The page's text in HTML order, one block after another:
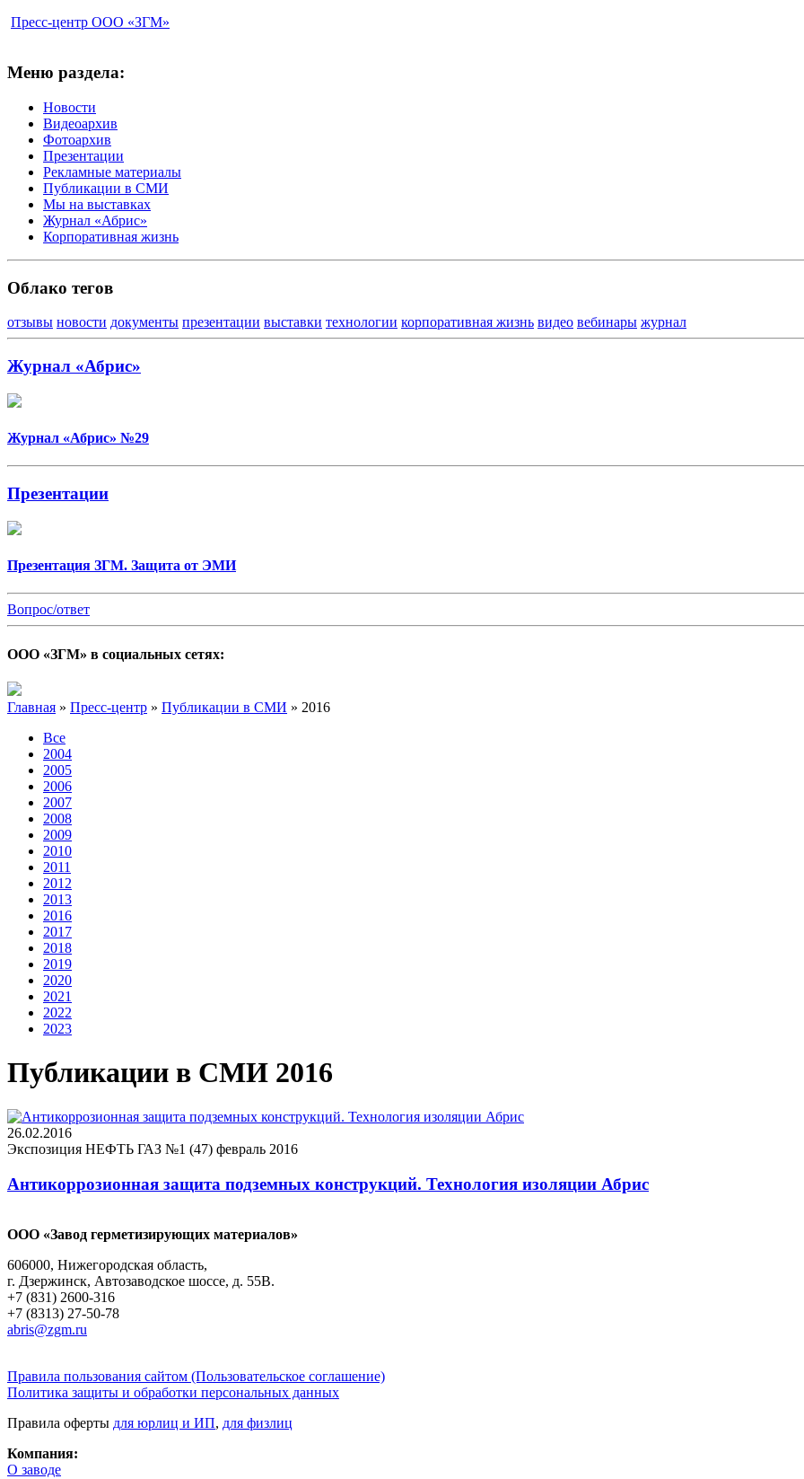
Пресс-центр ООО «ЗГМ»
Меню раздела:
Новости
Видеоархив
Фотоархив
Презентации
Рекламные материалы
Публикации в СМИ
Мы на выставках
Журнал «Абрис»
Корпоративная жизнь
Облако тегов
отзывы новости документы презентации выставки технологии корпоративная жизнь видео вебинары журнал
Журнал «Абрис»
Журнал «Абрис» №29
Презентации
Презентация ЗГМ. Защита от ЭМИ
Вопрос/ответ
ООО «ЗГМ» в социальных сетях:
Главная » Пресс-центр » Публикации в СМИ » 2016
Все
2004
2005
2006
2007
2008
2009
2010
2011
2012
2013
2016
2017
2018
2019
2020
2021
2022
2023
Публикации в СМИ 2016
26.02.2016
Экспозиция НЕФТЬ ГАЗ №1 (47) февраль 2016
Антикоррозионная защита подземных конструкций. Технология изоляции Абрис
ООО «Завод герметизирующих материалов»
606000, Нижегородская область,
г. Дзержинск, Автозаводское шоссе, д. 55В.
+7 (831) 2600-316
+7 (8313) 27-50-78
abris@zgm.ru
Правила пользования сайтом (Пользовательское соглашение)
Политика защиты и обработки персональных данных
Правила оферты для юрлиц и ИП, для физлиц
Компания:
О заводе